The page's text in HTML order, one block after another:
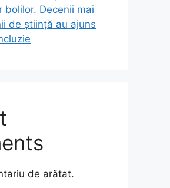
bolilor. Decenii mai
de știință au ajuns
de arătat.